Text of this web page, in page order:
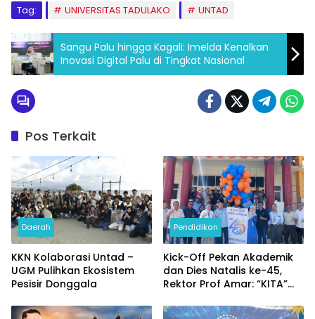
Tag: UNIVERSITAS TADULAKO UNTAD
Sangu Palu hingga Kagali: Imelda Kenalkan
Inovasi Digital Palu di Tingkat Nasional
Pos Terkait
Daerah
KKN Kolaborasi Untad –
UGM Pulihkan Ekosistem
Pesisir Donggala
Pendidikan
Kick-Off Pekan Akademik
dan Dies Natalis ke-45,
Rektor Prof Amar: “KITA”